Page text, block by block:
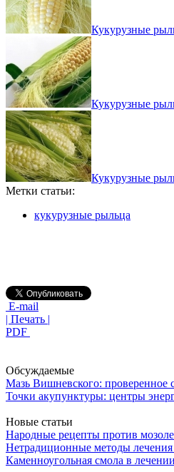
Кукурузные
Кукурузные
Кукурузные
Метки статьи:
кукурузные рыльца
E-mail
| Печать |
PDF
Обсуждаемые
Мазь Вишневского: проверенное
Точки акупунктуры: центры
Новые статьи
Народные рецепты против
Нетрадиционные методы лечения
Каменноугольная смола в